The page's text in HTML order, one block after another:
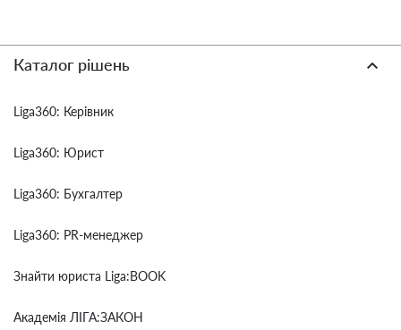
Каталог рішень
Liga360: Керівник
Liga360: Юрист
Liga360: Бухгалтер
Liga360: PR-менеджер
Знайти юриста Liga:BOOK
Академія ЛІГА:ЗАКОН